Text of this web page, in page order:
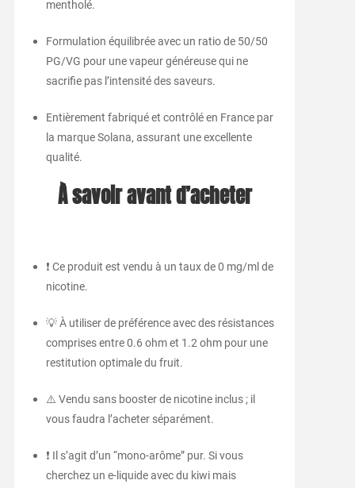
mentholé.
Formulation équilibrée avec un ratio de 50/50
PG/VG pour une vapeur généreuse qui ne
sacrifie pas l’intensité des saveurs.
Entièrement fabriqué et contrôlé en France par
la marque Solana, assurant une excellente
qualité.
À savoir avant d’acheter
❗ Ce produit est vendu à un taux de 0 mg/ml de
nicotine.
💡 À utiliser de préférence avec des résistances
comprises entre 0.6 ohm et 1.2 ohm pour une
restitution optimale du fruit.
⚠️ Vendu sans booster de nicotine inclus ; il
vous faudra l’acheter séparément.
❗ Il s’agit d’un “mono-arôme” pur. Si vous
cherchez un e-liquide avec du kiwi mais